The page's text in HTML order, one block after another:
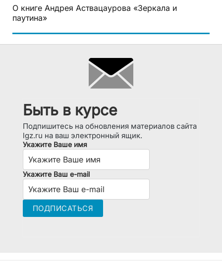
О книге Андрея Аствацаурова «Зеркала и
паутина»
Быть в курсе
Подпишитесь на обновления материалов сайта
lgz.ru на ваш электронный ящик.
Укажите Ваше имя
Укажите Ваш e-mail